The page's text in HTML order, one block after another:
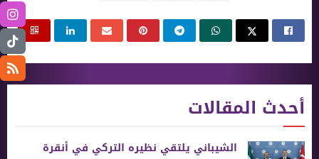
أحدث المقالات
الشيباني يلتقي نظيره التركي في أنقرة